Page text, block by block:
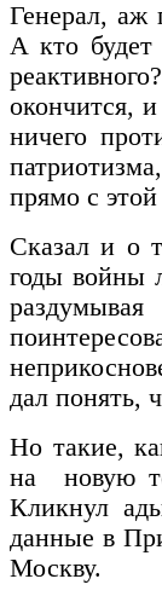
Генерал, аж
А кто будет
окончится,
ничего
прямо с
Сказал и о
годы войны
дал понять,
Но такие,
на новую
Кликнул
данные в
Москву.